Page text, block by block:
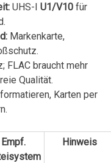
UHS-I U1/V10für
Markenkarte,
FLAC braucht mehr
Qualität.
Karten per
Empf.
Hinweis